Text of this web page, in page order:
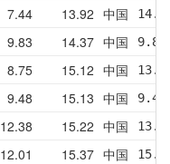
7.44 13.92 中国
9.83 14.37 中国
8.75 15.12 中国
9.48 15.13 中国
12.38 15.22 中国
12.01 15.37 中国